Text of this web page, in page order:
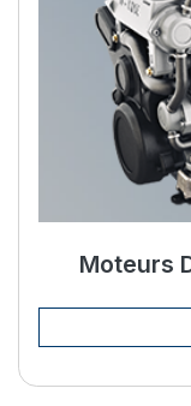
Moteurs